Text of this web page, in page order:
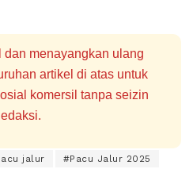
dan menayangkan ulang
artikel di atas untuk
komersil tanpa seizin
jalur #Pacu Jalur 2025